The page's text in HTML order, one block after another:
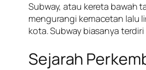
Subway, atau kereta bawah
mengurangi kemacetan lalu
kota. Subway biasanya
Sejarah